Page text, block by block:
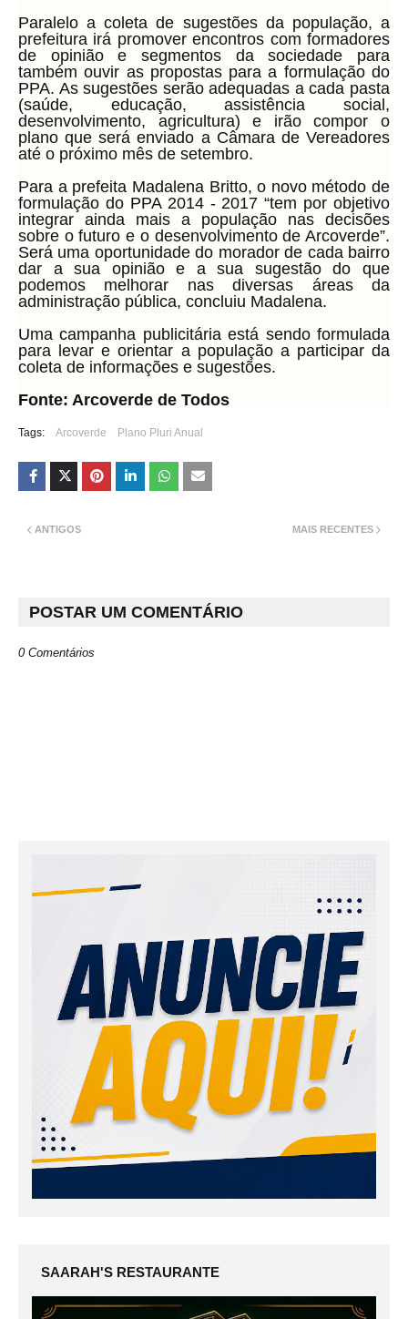
Paralelo a coleta de sugestões da população, a
prefeitura irá promover encontros com formadores
de opinião e segmentos da sociedade para
também ouvir as propostas para a formulação do
PPA. As sugestões serão adequadas a cada pasta
(saúde, educação, assistência social,
desenvolvimento, agricultura) e irão compor o
plano que será enviado a Câmara de Vereadores
até o próximo mês de setembro.
Para a prefeita Madalena Britto, o novo método de
formulação do PPA 2014 - 2017 “tem por objetivo
integrar ainda mais a população nas decisões
sobre o futuro e o desenvolvimento de Arcoverde”.
Será uma oportunidade do morador de cada bairro
dar a sua opinião e a sua sugestão do que
podemos melhorar nas diversas áreas da
administração pública, concluiu Madalena.
Uma campanha publicitária está sendo formulada
para levar e orientar a população a participar da
coleta de informações e sugestões.
Fonte: Arcoverde de Todos
Tags: Arcoverde Plano Pluri Anual
MAIS RECENTES
ANTIGOS
POSTAR UM COMENTÁRIO
0 Comentários
SAARAH'S RESTAURANTE